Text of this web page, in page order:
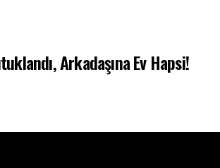
Arkadaşına Ev Hapsi!